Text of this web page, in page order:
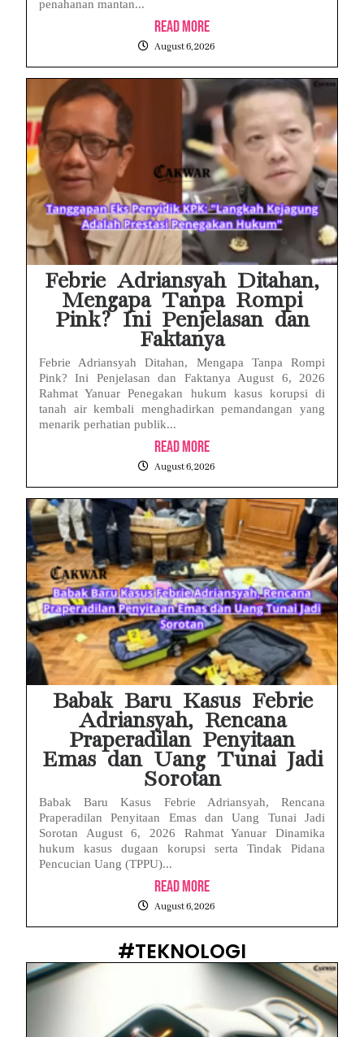
penahanan mantan...
Read More
August 6, 2026
Febrie Adriansyah Ditahan,
Mengapa Tanpa Rompi
Pink? Ini Penjelasan dan
Faktanya
Febrie Adriansyah Ditahan, Mengapa Tanpa Rompi
Pink? Ini Penjelasan dan Faktanya August 6, 2026
Rahmat Yanuar Penegakan hukum kasus korupsi di
tanah air kembali menghadirkan pemandangan yang
menarik perhatian publik...
Read More
August 6, 2026
Babak Baru Kasus Febrie
Adriansyah, Rencana
Praperadilan Penyitaan
Emas dan Uang Tunai Jadi
Sorotan
Babak Baru Kasus Febrie Adriansyah, Rencana
Praperadilan Penyitaan Emas dan Uang Tunai Jadi
Sorotan August 6, 2026 Rahmat Yanuar Dinamika
hukum kasus dugaan korupsi serta Tindak Pidana
Pencucian Uang (TPPU)...
Read More
August 6, 2026
#TEKNOLOGI